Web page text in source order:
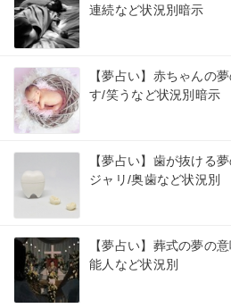
連続など状況別暗示
【夢占い】赤ちゃんの
す/笑うなど状況別暗示
【夢占い】歯が抜ける
ジャリ/奥歯など状況別
【夢占い】葬式の夢の
能人など状況別